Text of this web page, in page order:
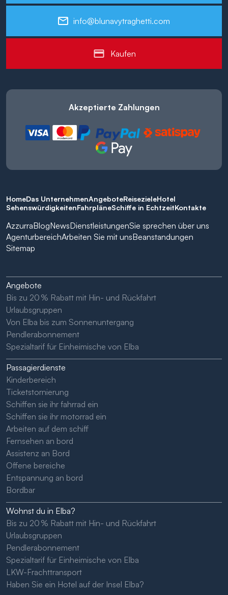
info@blunavytraghetti.com
Kaufen
Akzeptierte Zahlungen
HomeDas UnternehmenAngeboteReisezieleHotel
SehenswürdigkeitenFahrpläneSchiffe in EchtzeitKontakte
AzzurraBlogNewsDienstleistungenSie sprechen über uns
AgenturbereichArbeiten Sie mit unsBeanstandungen
Sitemap
Angebote
Bis zu 20 % Rabatt mit Hin- und Rückfahrt
Urlaubsgruppen
Von Elba bis zum Sonnenuntergang
Pendlerabonnement
Spezialtarif für Einheimische von Elba
Passagierdienste
Kinderbereich
Ticketstornierung
Schiffen sie ihr fahrrad ein
Schiffen sie ihr motorrad ein
Arbeiten auf dem schiff
Fernsehen an bord
Assistenz an Bord
Offene bereiche
Entspannung an bord
Bordbar
Wohnst du in Elba?
Bis zu 20 % Rabatt mit Hin- und Rückfahrt
Urlaubsgruppen
Pendlerabonnement
Spezialtarif für Einheimische von Elba
LKW-Frachttransport
Haben Sie ein Hotel auf der Insel Elba?